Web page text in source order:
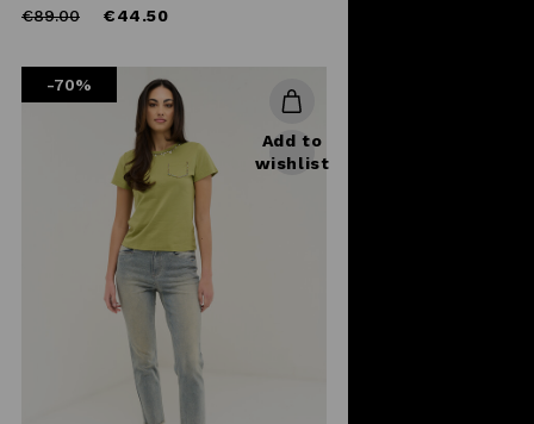
Price
€89.00to €44.50
-70%
Add to
wishlist